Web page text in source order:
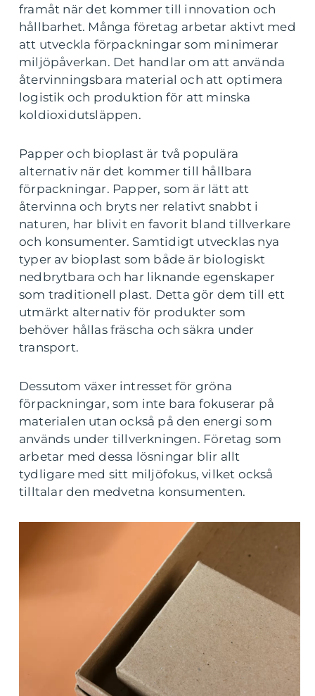
framåt när det kommer till innovation och
hållbarhet. Många företag arbetar aktivt med
att utveckla förpackningar som minimerar
miljöpåverkan. Det handlar om att använda
återvinningsbara material och att optimera
logistik och produktion för att minska
koldioxidutsläppen.
Papper och bioplast är två populära
alternativ när det kommer till hållbara
förpackningar. Papper, som är lätt att
återvinna och bryts ner relativt snabbt i
naturen, har blivit en favorit bland tillverkare
och konsumenter. Samtidigt utvecklas nya
typer av bioplast som både är biologiskt
nedbrytbara och har liknande egenskaper
som traditionell plast. Detta gör dem till ett
utmärkt alternativ för produkter som
behöver hållas fräscha och säkra under
transport.
Dessutom växer intresset för gröna
förpackningar, som inte bara fokuserar på
materialen utan också på den energi som
används under tillverkningen. Företag som
arbetar med dessa lösningar blir allt
tydligare med sitt miljöfokus, vilket också
tilltalar den medvetna konsumenten.